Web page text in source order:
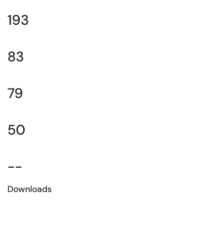
193
83
79
50
--
Downloads